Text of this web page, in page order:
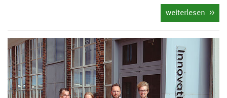
weiterlesen